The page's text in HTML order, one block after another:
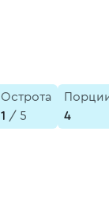
Острота
1 / 5
4